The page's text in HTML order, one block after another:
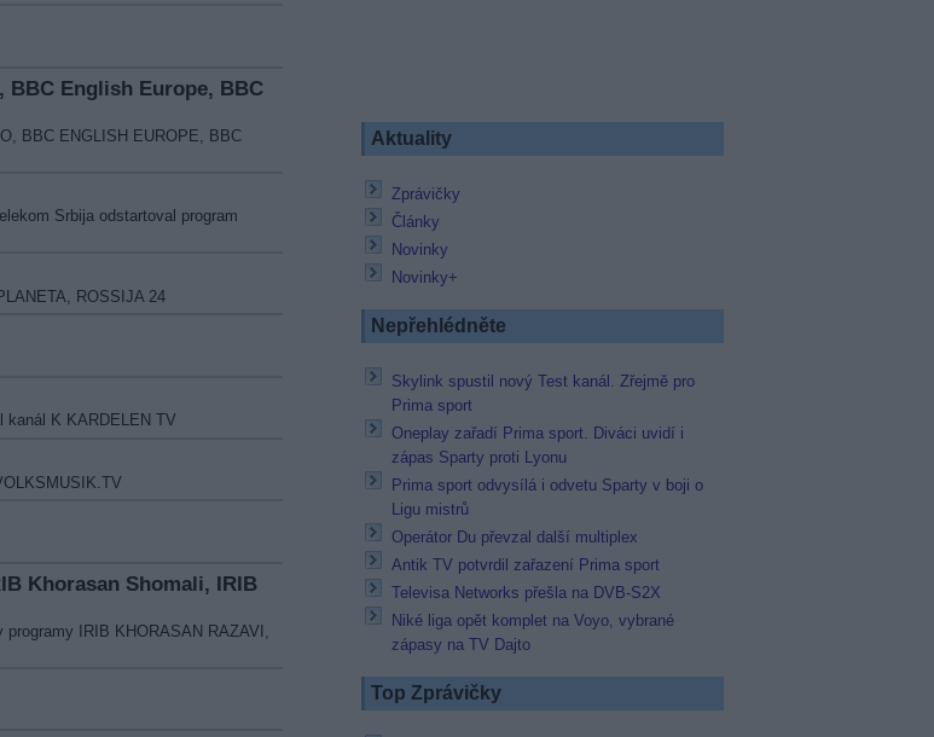
BBC English Europe, BBC
BBC ENGLISH EUROPE, BBC
Srbija odstartoval program
ROSSIJA 24
kanál K KARDELEN TV
Khorasan Shomali, IRIB
IRIB KHORASAN RAZAVI,
Aktuality
Zprávičky
Články
Novinky
Novinky+
Nepřehlédněte
Skylink spustil nový Test kanál. Zřejmě pro
Prima sport
Oneplay zařadí Prima sport. Diváci uvidí i
zápas Sparty proti Lyonu
Prima sport odvysílá i odvetu Sparty v boji o
Ligu mistrů
Operátor Du převzal další multiplex
Antik TV potvrdil zařazení Prima sport
Televisa Networks přešla na DVB-S2X
Niké liga opět komplet na Voyo, vybrané
zápasy na TV Dajto
Top Zprávičky